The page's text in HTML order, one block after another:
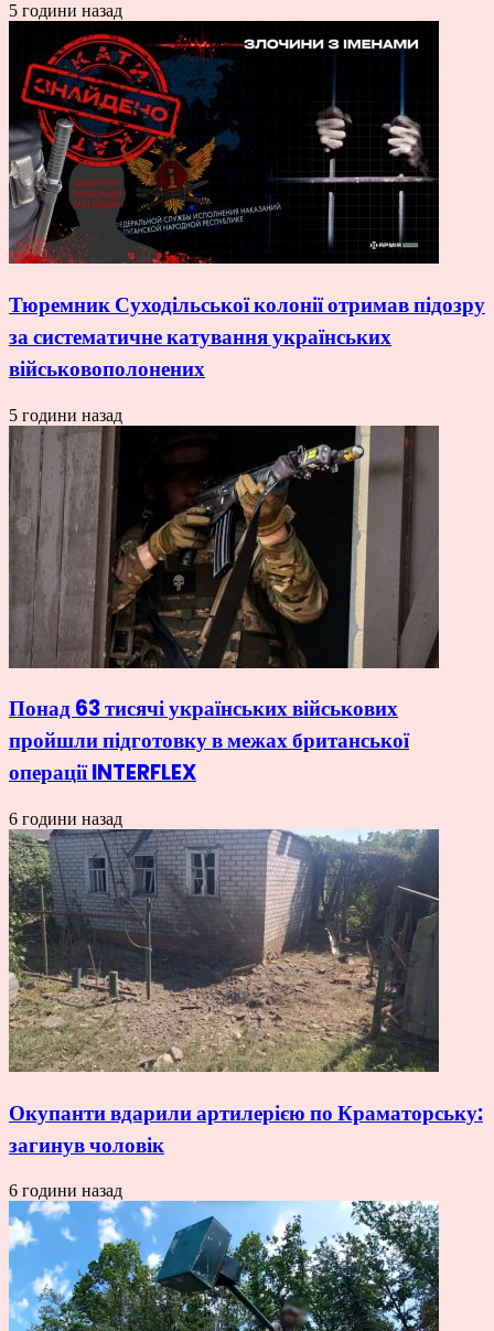
5 години назад
Тюремник Суходільської колонії отримав підозру
за систематичне катування українських
військовополонених
5 години назад
Понад 63 тисячі українських військових
пройшли підготовку в межах британської
операції INTERFLEX
6 години назад
Окупанти вдарили артилерією по Краматорську:
загинув чоловік
6 години назад